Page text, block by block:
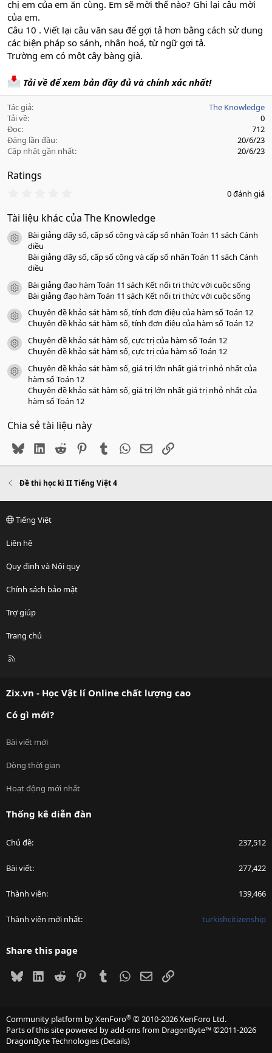
chị em của em ăn cùng. Em sẽ mời thế nào? Ghi lại câu mời
của em.
Câu 10 . Viết lại câu văn sau để gợi tả hơn bằng cách sử dung
các biện pháp so sánh, nhân hoá, từ ngữ gợi tả.
Trường em có một cây bàng già.
Tải về để xem bản đầy đủ và chính xác nhất!
Tác giả
The Knowledge
Tải về
0
Đọc
712
Đăng lần đầu
20/6/23
Cập nhật gần nhất
20/6/23
Ratings
0
0
a
0 đánh giá
Tài liệu khác của The Knowledge
icon tài liệu
Bài giảng dãy số, cấp số cộng và cấp số nhân Toán 11 sách Cánh
diều
Bài giảng dãy số, cấp số cộng và cấp số nhân Toán 11 sách Cánh
diều
icon tài liệu
Bài giảng đạo hàm Toán 11 sách Kết nối tri thức với cuộc sống
Bài giảng đạo hàm Toán 11 sách Kết nối tri thức với cuộc sống
icon tài liệu
Chuyên đề khảo sát hàm số, tính đơn điệu của hàm số Toán 12
Chuyên đề khảo sát hàm số, tính đơn điệu của hàm số Toán 12
icon tài liệu
Chuyên đề khảo sát hàm số, cực trị của hàm số Toán 12
Chuyên đề khảo sát hàm số, cực trị của hàm số Toán 12
icon tài liệu
Chuyên đề khảo sát hàm số, giá trị lớn nhất giá trị nhỏ nhất của
hàm số Toán 12
Chuyên đề khảo sát hàm số, giá trị lớn nhất giá trị nhỏ nhất của
hàm số Toán 12
Chia sẻ tài liệu này
BlueskyLinkedIn
Reddit PinterestTumblr WhatsApp
EmailLink
Đề thi học kì II Tiếng Việt 4
Tiếng Việt
Liên hệ
Quy định và Nội quy
Chính sách bảo mật
Trợ giúp
Trang chủ
R
Zix.vn - Học Vật lí Online chất lượng cao
Có gì mới?
Bài viết mới
Dòng thời gian
Hoạt động mới nhất
Thống kê diễn đàn
Chủ đề 237,512
Bài viết 277,422
Thành viên 139,466
Thành viên mới nhất turkishcitizenship
Share this page
BlueskyLinkedIn
Reddit PinterestTumblrWhatsApp
EmailLink
Community platform by XenForo® © 2010-2026 XenForo Ltd.
Parts of this site powered byadd-ons from DragonByte™©2011-2026
DragonByte Technologies(Details)